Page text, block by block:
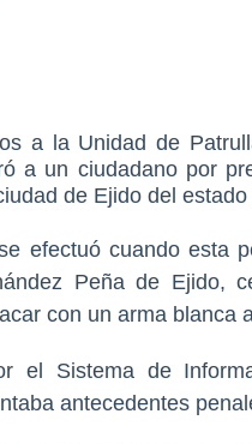
a la Unidad de
a un ciudadano por
de Ejido del estado
efectuó cuando esta
Peña de Ejido,
con un arma blanca
el Sistema de
antecedentes